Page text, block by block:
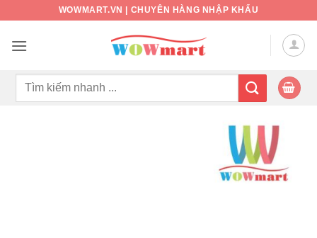
nội
WOWMART.VN | CHUYÊN HÀNG NHẬP KHẨU
Tìm